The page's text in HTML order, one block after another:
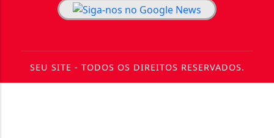
SEU SITE - TODOS OS DIREITOS RESERVADOS.